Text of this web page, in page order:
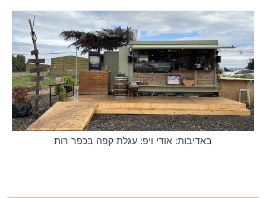
באדיבות: אודי ויפ: עגלת קפה בכפר רות